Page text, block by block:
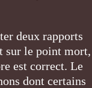
deux rapports
sur le point mort,
est correct. Le
dont certains